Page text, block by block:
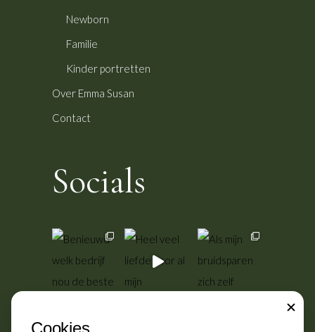
Newborn
Familie
Kinder portretten
Over Emma Susan
Contact
Socials
Cookies CLOSE